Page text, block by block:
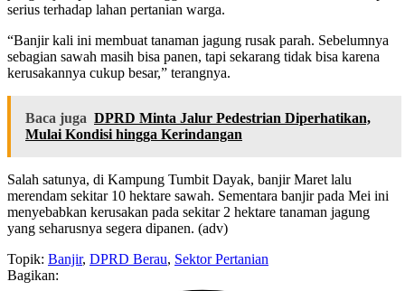
serius terhadap lahan pertanian warga.
“Banjir kali ini membuat tanaman jagung rusak parah. Sebelumnya
sebagian sawah masih bisa panen, tapi sekarang tidak bisa karena
kerusakannya cukup besar,” terangnya.
Baca juga DPRD Minta Jalur Pedestrian Diperhatikan,
Mulai Kondisi hingga Kerindangan
Salah satunya, di Kampung Tumbit Dayak, banjir Maret lalu
merendam sekitar 10 hektare sawah. Sementara banjir pada Mei ini
menyebabkan kerusakan pada sekitar 2 hektare tanaman jagung
yang seharusnya segera dipanen. (adv)
Topik: Banjir, DPRD Berau, Sektor Pertanian
Bagikan: